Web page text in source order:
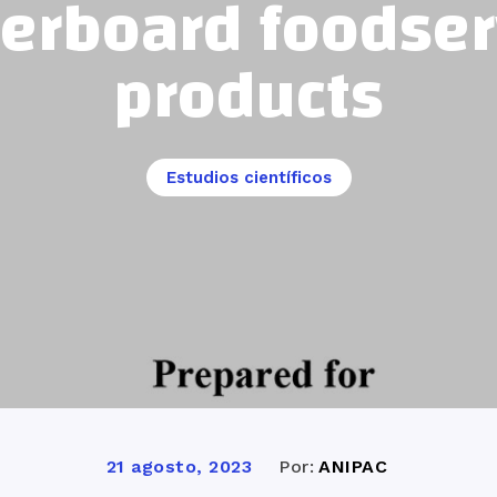
products
Estudios científicos
21 agosto, 2023 Por: ANIPAC